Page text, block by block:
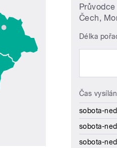
Čech,
Délka
Čas
sobota-
sobota-
sobota-